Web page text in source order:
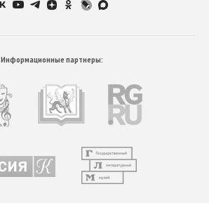
Информационные партнеры: